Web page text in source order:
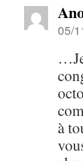
05/
à